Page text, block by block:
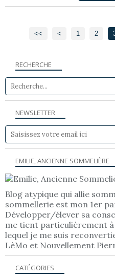
<< < 1 2
NEWSLETTER
RECHERCHE
EMILIE, ANCIENNE SOMMELIÈRE
Blog atypique qui allie
sommellerie est mon 1er
Développer/élever sa
me tient particulièrement à
lequel je me suis
LèMo et Nouvellement
CATÉGORIES